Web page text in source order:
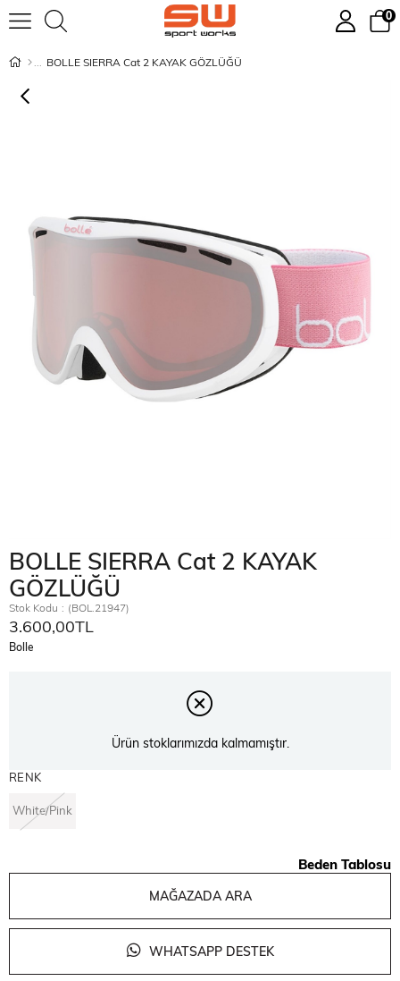
0
BOLLE SIERRA Cat 2 KAYAK GÖZLÜĞÜ
BOLLE SIERRA Cat 2 KAYAK
GÖZLÜĞÜ
Stok Kodu (BOL.21947)
3.600,00TL
Bolle
Ürün stoklarımızda kalmamıştır.
RENK
White/Pink
Beden Tablosu
MAĞAZADA ARA
WHATSAPP DESTEK